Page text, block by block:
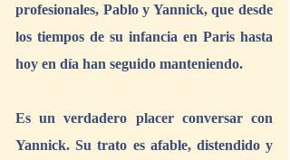
profesionales, Pablo y Yannick, que desde
los tiempos de su infancia en Paris hasta
hoy en día han seguido manteniendo.
Es un verdadero placer conversar con
Yannick. Su trato es afable, distendido y